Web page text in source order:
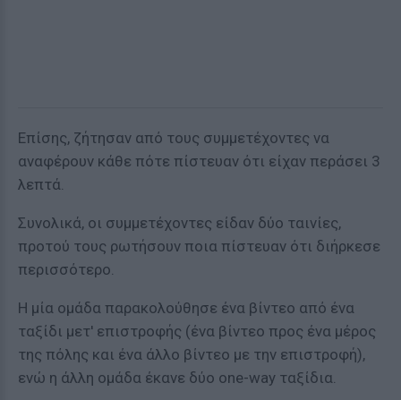
Επίσης, ζήτησαν από τους συμμετέχοντες να
αναφέρουν κάθε πότε πίστευαν ότι είχαν περάσει 3
λεπτά.
Συνολικά, οι συμμετέχοντες είδαν δύο ταινίες,
προτού τους ρωτήσουν ποια πίστευαν ότι διήρκεσε
περισσότερο.
Η μία ομάδα παρακολούθησε ένα βίντεο από ένα
ταξίδι μετ' επιστροφής (ένα βίντεο προς ένα μέρος
της πόλης και ένα άλλο βίντεο με την επιστροφή),
ενώ η άλλη ομάδα έκανε δύο one-way ταξίδια.